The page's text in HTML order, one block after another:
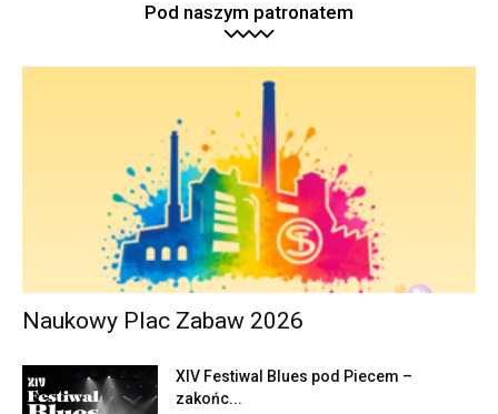
Pod naszym patronatem
Naukowy Plac Zabaw 2026
XIV Festiwal Blues pod Piecem –
zakońc...